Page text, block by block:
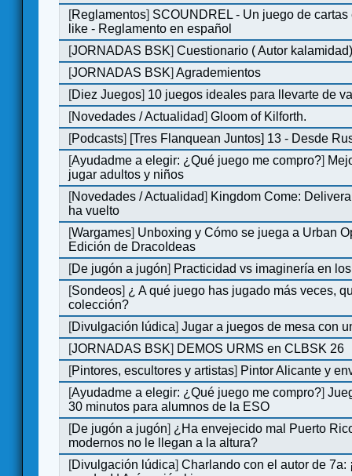
[Reglamentos] SCOUNDREL - Un juego de
like - Reglamento en español
[JORNADAS BSK]Cuestionario ( Autor
[JORNADAS BSK]Agrademientos
[Diez Juegos] 10 juegos ideales para llevarte de
[Novedades / Actualidad]Gloom of Kilforth.
[Podcasts] [Tres Flanquean Juntos] 13 - Desde
[Ayudadme a elegir: ¿Qué juego me compro?]
jugar adultos y niños
[Novedades / Actualidad] Kingdom Come:
ha vuelto
[Wargames] Unboxing y Cómo se juega a Urban
Edición de DracoIdeas
[De jugón a jugón] Practicidad vs imaginería en
[Sondeos] ¿ A qué juego has jugado más veces,
colección?
[Divulgación lúdica]Jugar a juegos de mesa con
[JORNADAS BSK] DEMOS URMS en CLBSK 26
[Pintores, escultores y artistas] Pintor Alicante y
[Ayudadme a elegir: ¿Qué juego me compro?]
30 minutos para alumnos de la ESO
[De jugón a jugón] ¿Ha envejecido mal Puerto
modernos no le llegan a la altura?
[Divulgación lúdica]Charlando con el autor de 7a: